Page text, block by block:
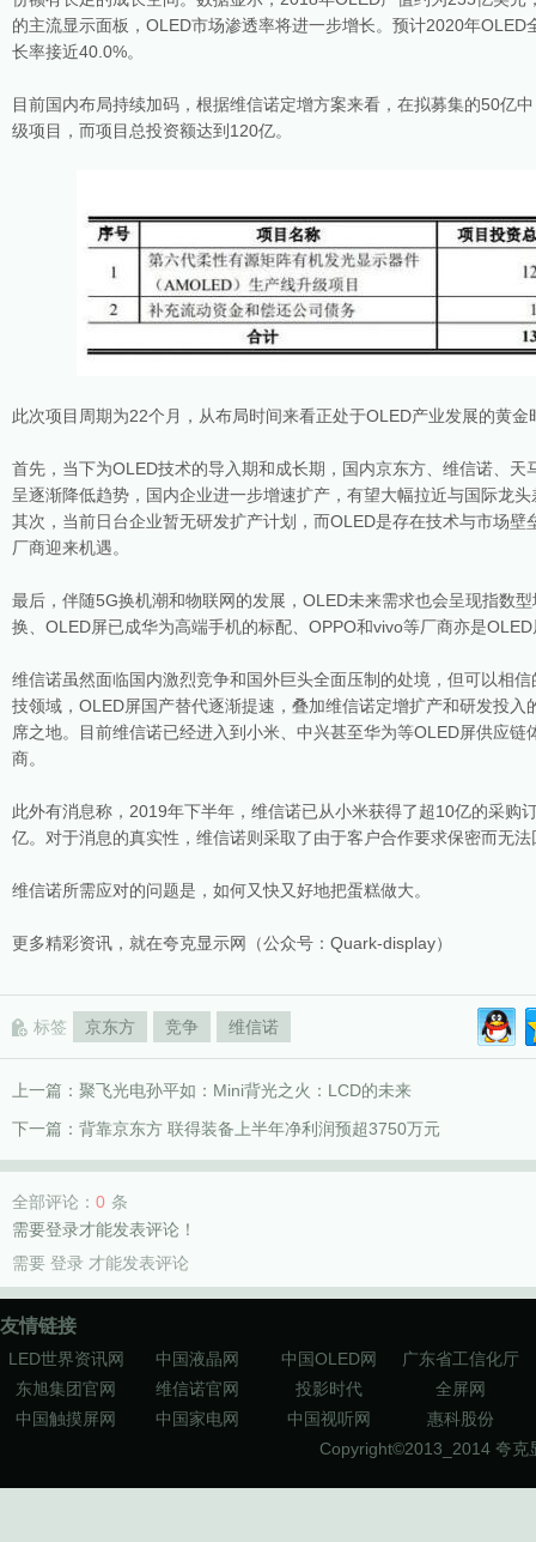
的主流显示面板，OLED市场渗透率将进一步增长。预计2020年
长率接近40.0%。
目前国内布局持续加码，根据维信诺定增方案来看，在拟募集的50亿
级项目，而项目总投资额达到120亿。
此次项目周期为22个月，从布局时间来看正处于OLED产业发展的黄金
首先，当下为OLED技术的导入期和成长期，国内京东方、维信诺、
呈逐渐降低趋势，国内企业进一步增速扩产，有望大幅拉近与国际龙头
其次，当前日台企业暂无研发扩产计划，而OLED是存在技术与市场
厂商迎来机遇。
最后，伴随5G换机潮和物联网的发展，OLED未来需求也会呈现指数
换、OLED屏已成华为高端手机的标配、OPPO和vivo等厂商亦是
维信诺虽然面临国内激烈竞争和国外巨头全面压制的处境，但可以相
技领域，OLED屏国产替代逐渐提速，叠加维信诺定增扩产和研发投
席之地。目前维信诺已经进入到小米、中兴甚至华为等OLED屏供应
商。
此外有消息称，2019年下半年，维信诺已从小米获得了超10亿的采购
亿。对于消息的真实性，维信诺则采取了由于客户合作要求保密而无
维信诺所需应对的问题是，如何又快又好地把蛋糕做大。
更多精彩资讯，就在夸克显示网（公众号：Quark-display）
标签 京东方 竞争 维信诺
上一篇： 聚飞光电孙平如：Mini背光之火：LCD的未来
下一篇： 背靠京东方 联得装备上半年净利润预超3750万元
全部评论： 0 条
需要登录才能发表评论！
需要 登录 才能发表评论
友情链接
LED世界资讯网 中国液晶网 中国OLED网
广东省工信化厅
东旭集团官网
维信诺官网 投影时代
全屏网
中国触摸屏网
中国家电网 中国视听网
惠科股份
Copyright©2013_2014 夸克